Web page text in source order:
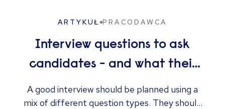
ARTYKUŁ PRACODAWCA
Interview questions to ask
candidates - and what their
answers mean
A good interview should be planned using a
mix of different question types. They should